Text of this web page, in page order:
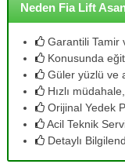
Neden Fia Lift
Garantili Tamir
Konusunda
Güler yüzlü ve
Hızlı
Orijinal Yedek
Acil Teknik
Detaylı